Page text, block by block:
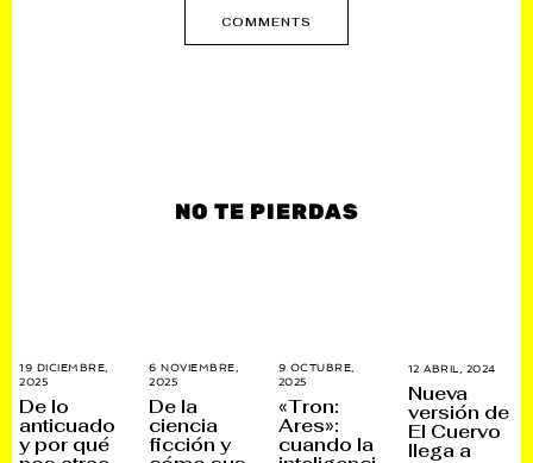
COMMENTS
NO TE PIERDAS
19 DICIEMBRE,
2025
D
I
I
De lo
anticuado
y por qué
6 NOVIEMBRE,
2025
D
I
C
I
De la
ciencia
ficción y
9 OCTUBRE,
2025
O
V
E
«Tron:
Ares»:
cuando la
12 ABRIL, 2024
B
I
Nueva
versión de
El Cuervo
llega a